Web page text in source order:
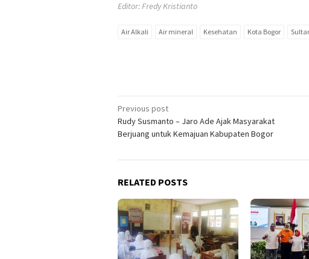
Editor: Fredy Kristianto
Air Alkali Air mineral Kesehatan Kota Bogor
Post
navigation
Previous post
Rudy Susmanto – Jaro Ade Ajak Masyarakat
Berjuang untuk Kemajuan Kabupaten Bogor
RELATED POSTS